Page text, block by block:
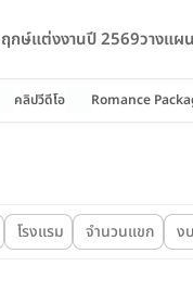
ฤกษ์แต่งงานปี 2569วางแผ
คลิปวีดีโอ Romance
โรงแรม จำนวนแขก ง